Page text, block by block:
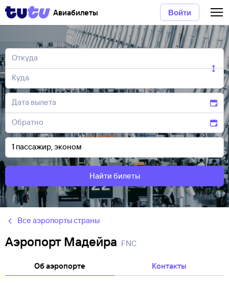
Авиабилеты Войти
Найти билеты
Все аэропорты страны
Аэропорт Мадейра FNC
Об аэропорте Контакты